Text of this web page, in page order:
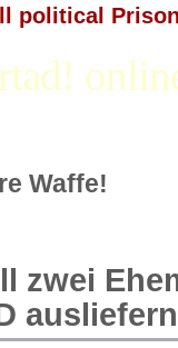
political
Waffe!
zwei